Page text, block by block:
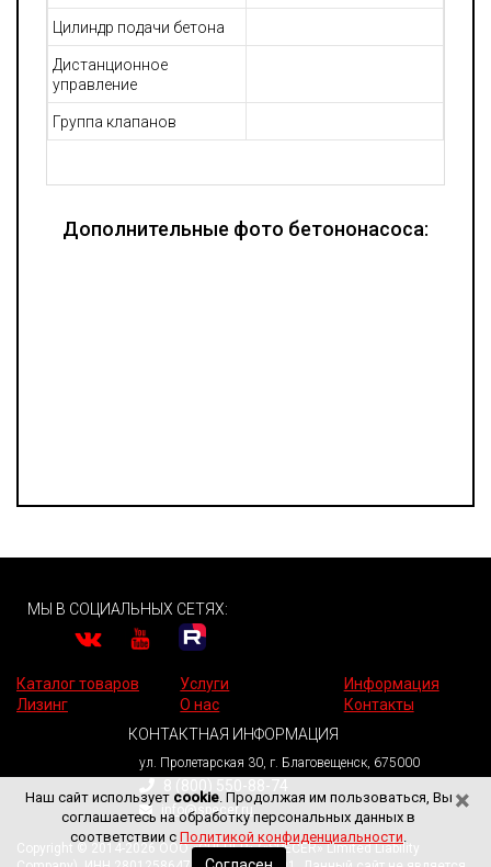
Цилиндр подачи бетона
Дистанционное
управление
Группа клапанов
Дополнительные фото бетононасоса:
МЫ В СОЦИАЛЬНЫХ СЕТЯХ:
Каталог товаров Услуги
Информация
Лизинг
О нас
Контакты
КОНТАКТНАЯ ИНФОРМАЦИЯ
ул. Пролетарская 30, г. Благовещенск, 675000
8 (800) 550-88-74
info@specer.ru
Copyright © 2014-2026 ООО «СПЕЦЕР» («SPECER» Limited Liability
×
Наш сайт использует cookie. Продолжая им пользоваться, Вы
соглашаетесь на обработку персональных данных в
соответствии с Политикой конфиденциальности.